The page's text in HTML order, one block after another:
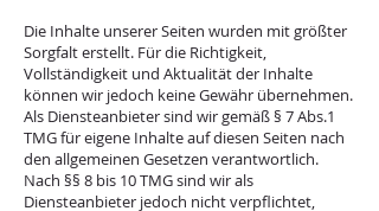
Die Inhalte unserer Seiten wurden mit größter
Sorgfalt erstellt. Für die Richtigkeit,
Vollständigkeit und Aktualität der Inhalte
können wir jedoch keine Gewähr übernehmen.
Als Diensteanbieter sind wir gemäß § 7 Abs.1
TMG für eigene Inhalte auf diesen Seiten nach
den allgemeinen Gesetzen verantwortlich.
Nach §§ 8 bis 10 TMG sind wir als
Diensteanbieter jedoch nicht verpflichtet,